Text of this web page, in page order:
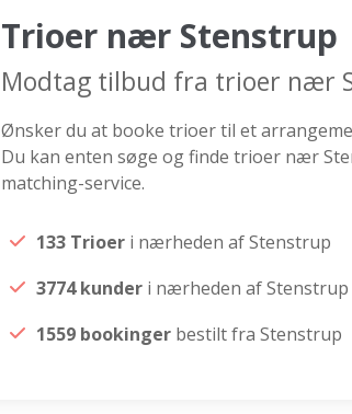
Trioer nær Stenstrup
Modtag tilbud fra trioer nær
Ønsker du at booke trioer til et
Du kan enten søge og finde trioer nær
matching-service.
133 Trioer i nærheden af Stenstrup
3774 kunder i nærheden af Stenstrup
1559 bookinger bestilt fra Stenstrup